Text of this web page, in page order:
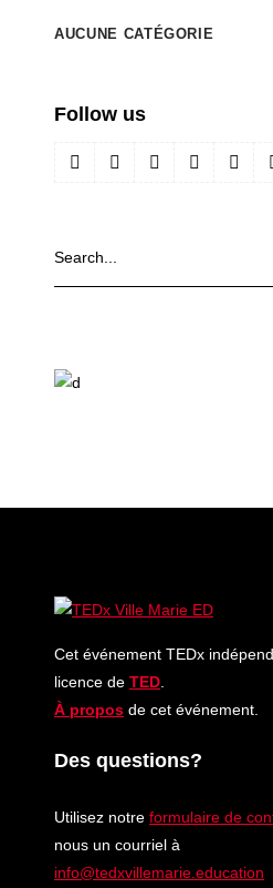
AUCUNE CATÉGORIE
Follow us
for:
Cet événement TEDx
licence de TED
À propos de cet événement.
Des questions?
Utilisez notre formulaire de
nous un courriel à
info@tedxvillemarie.education